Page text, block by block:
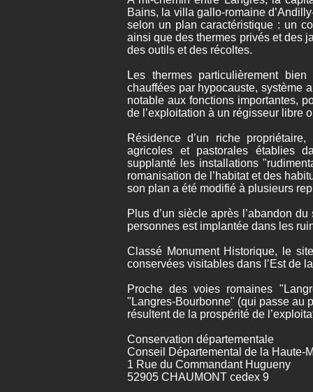
Bains, la villa gallo-romaine
selon un plan caractéristique : un
ainsi que des thermes privés et des
des outils et des récoltes.
Les thermes particulièrement
chauffées par hypocauste, système
notable aux fonctions importantes,
de l’exploitation à un régisseur libre
Résidence d’un riche
agricoles et pastorales établies
supplanté les installations
romanisation de l’habitat et des
son plan a été modifié à plusieurs
Plus d’un siècle après l’abandon
personnes est implantée dans les
Classé Monument Historique, le
conservées visitables dans l’Est de
Proche des voies romaines
"Langres-Bourbonne" (qui passe au
résultent de la prospérité de
Conservation départementale
Conseil Départemental de la Haute-
1 Rue du Commandant Hugueny
52905 CHAUMONT cedex 9